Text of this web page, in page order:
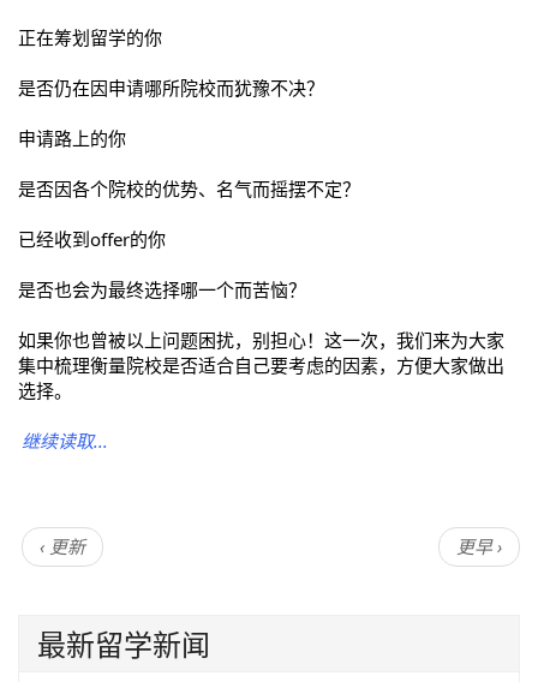
正在筹划留学的你
是否仍在因申请哪所院校而犹豫不决？
申请路上的你
是否因各个院校的优势、名气而摇摆不定？
已经收到offer的你
是否也会为最终选择哪一个而苦恼？
如果你也曾被以上问题困扰，别担心！这一次，我们来为大家
集中梳理衡量院校是否适合自己要考虑的因素，方便大家做出
选择。
继续读取...
‹ 更新 更早 ›
最新留学新闻